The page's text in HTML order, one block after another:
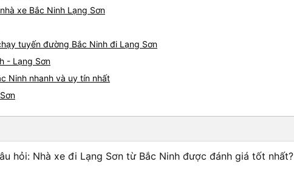
xe Bắc Ninh Lạng Sơn
tuyến đường Bắc Ninh đi Lạng Sơn
- Lạng Sơn
Ninh nhanh và uy tín nhất
hỏi: Nhà xe đi Lạng Sơn từ Bắc Ninh được đánh giá tốt nhất?